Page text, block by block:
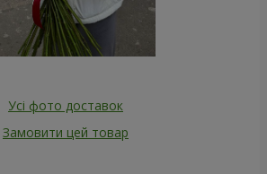
Усі фото доставок
Замовити цей товар